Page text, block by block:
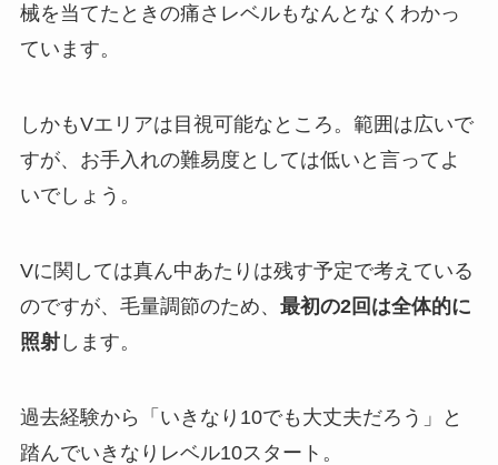
械を当てたときの痛さレベルもなんとなくわかっ
ています。
しかもVエリアは目視可能なところ。範囲は広いで
すが、お手入れの難易度としては低いと言ってよ
いでしょう。
Vに関しては真ん中あたりは残す予定で考えている
のですが、毛量調節のため、 最初の2回は全体的に
照射します。
過去経験から「いきなり10でも大丈夫だろう」と
踏んでいきなりレベル10スタート。